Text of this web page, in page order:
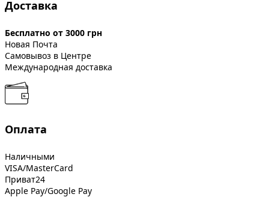
Доставка
Бесплатно от 3000 грн
Новая Почта
Самовывоз в Центре
Международная доставка
Оплата
Наличными
VISA/MasterCard
Приват24
Apple Pay/Google Pay